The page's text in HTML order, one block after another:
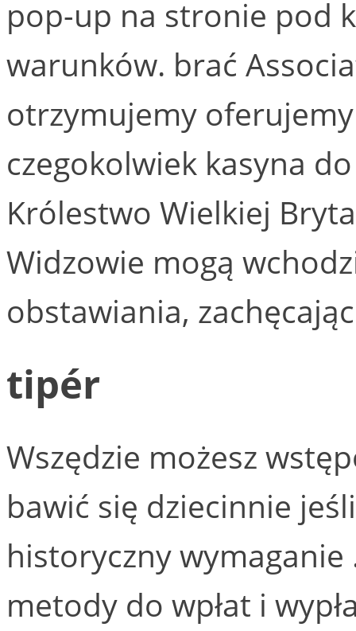
pop-up na stronie pod
warunków. brać
otrzymujemy
czegokolwiek kasyna
Królestwo Wielkiej
Widzowie mogą
obstawiania,
tipér
Wszędzie możesz
bawić się dziecinnie
historyczny
metody do wpłat i